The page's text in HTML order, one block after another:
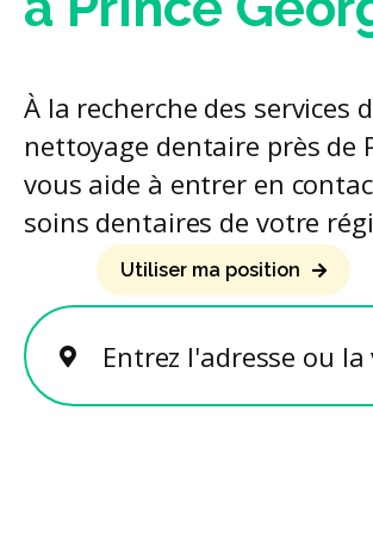
À la recherche des services
nettoyage dentaire près de
vous aide à entrer en
soins dentaires de votre
Entrez l'adresse ou la ville
Utiliser ma position